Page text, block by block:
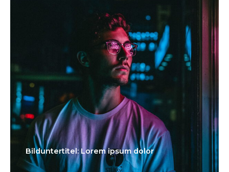
Bilduntertitel: Lorem ipsum dolor